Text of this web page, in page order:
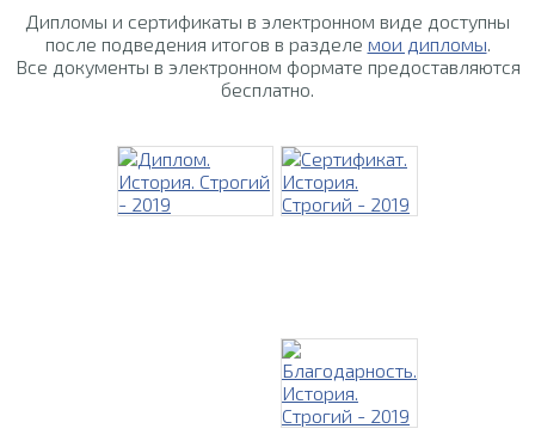
Дипломы и сертификаты в электронном виде доступны
после подведения итогов в разделе мои дипломы.
Все документы в электронном формате предоставляются
бесплатно.